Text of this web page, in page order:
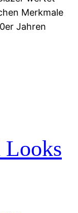
Merkmale
Jahren
Looks